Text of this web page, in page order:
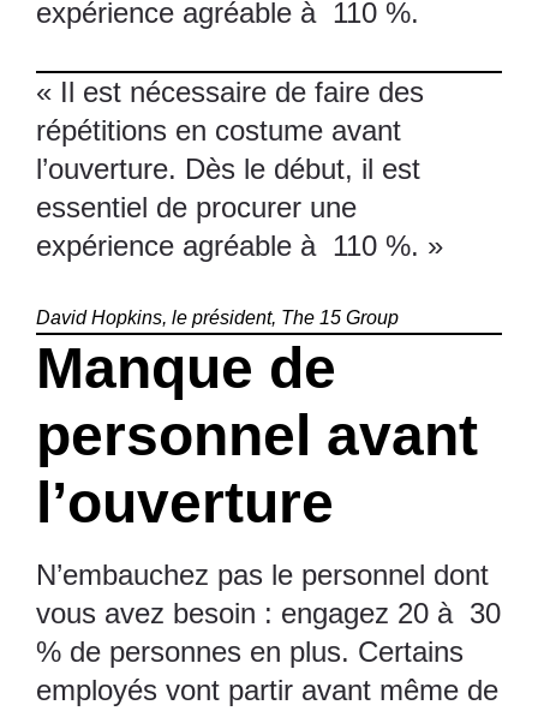
expérience agréable à 110 %.
« Il est nécessaire de faire des
répétitions en costume avant
l’ouverture. Dès le début, il est
essentiel de procurer une
expérience agréable à 110 %. »
David Hopkins, le président, The 15 Group
Manque de
personnel avant
l’ouverture
N’embauchez pas le personnel dont
vous avez besoin : engagez 20 à 30
% de personnes en plus. Certains
employés vont partir avant même de